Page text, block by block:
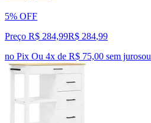
5% OFF
Preço R$ 284,99R$ 284,99
no Pix Ou 4x de R$ 75,00 sem jurosou